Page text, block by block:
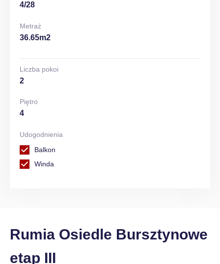
4/28
Metraż
36.65m2
Liczba pokoi
2
Piętro
4
Udogodnienia
Balkon
Winda
Rumia Osiedle Bursztynowe
etap III